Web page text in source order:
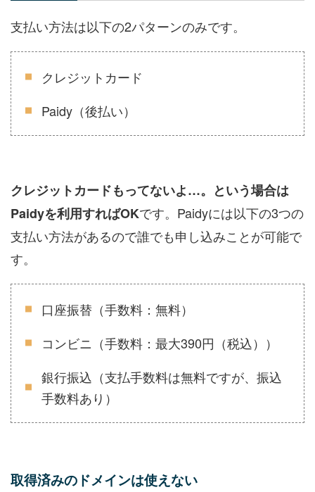
支払い方法は以下の2パターンのみです。
クレジットカード
Paidy（後払い）
クレジットカードもってないよ…。という場合は
Paidyを利用すればOKです。Paidyには以下の3つの
支払い方法があるので誰でも申し込みことが可能で
す。
口座振替（手数料：無料）
コンビニ（手数料：最大390円（税込））
銀行振込（支払手数料は無料ですが、振込
手数料あり）
取得済みのドメインは使えない